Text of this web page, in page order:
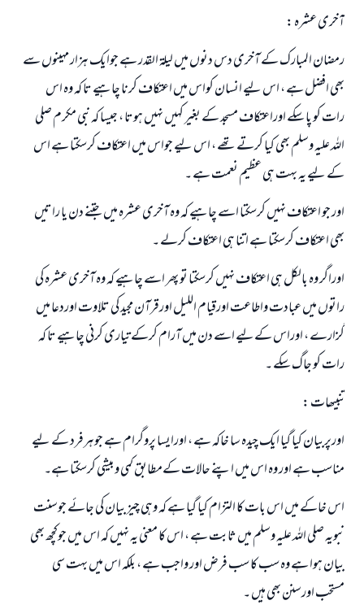
آخری عشرہ :
رمضان المبارک کے آخری دس دنوں میں لیلۃ القدر ہے جوایک ہزار مہینوں سے
بھی افضل ہے ، اس لیے انسان کواس میں اعتکاف کرنا چاہیے تا کہ وہ اس
رات کو پا سکے اوراعتکاف مسجد کے بغیر کہیں نہیں ہوتا ، جیسا کہ نبی مکرم صلی
اللہ علیہ وسلم بھی کیا کرتے تھے ، اس لیے جواس میں اعتکاف کرسکتا ہے اس
کے لیے یہ بہت ہی عظیم نعمت ہے ۔
اور جو اعتکاف نہیں کرسکتا اسے چاہیے کہ وہ آخری عشرہ میں جتنے دن یا راتیں
بھی اعتکاف کرسکتا ہے اتنا ہی اعتکاف کرلے ۔
اوراگر وہ بالکل ہی اعتکاف نہيں کرسکتا تو پھر اسے چاہیے کہ وہ آخری عشرہ کی
راتوں میں عبادت واطاعت اورقیام اللیل اورقرآن مجید کی تلاوت اوردعا میں
گزارے ، اوراس کےلیے اسے دن میں آرام کرکے تیاری کرنی چاہیے تا کہ
رات کو جاگ سکے ۔
تنبیھات :
اورپربیان کیا گیا ایک چیدہ سا خاکہ ہے ، اورایسا پروگرام ہے جوہرفرد کے لیے
مناسب ہے اور وہ اس میں اپنے حالات کےمطابق کمی وبیشی کرسکتا ہے۔
اس خاکے میں اس بات کا التزام کیا گیا ہے کہ وہی چيز بیان کی جائے جوسنت
نبویہ صلی اللہ علیہ وسلم میں ثابت ہے ، اس کا معنی یہ نہیں کہ اس میں جوکچھ بھی
بیان ہوا ہے وہ سب کا سب فرض اور واجب ہے ، بلکہ اس میں بہت سی
مستحب اورسنن بھی ہیں ۔